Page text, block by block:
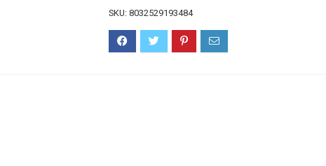
SKU:8032529193484